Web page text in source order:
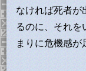
なければ死者が
るのに、それを
まりに危機感が